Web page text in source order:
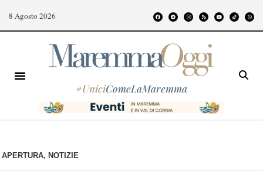
8 Agosto 2026
#UniciComeLaMaremma
APERTURA, NOTIZIE